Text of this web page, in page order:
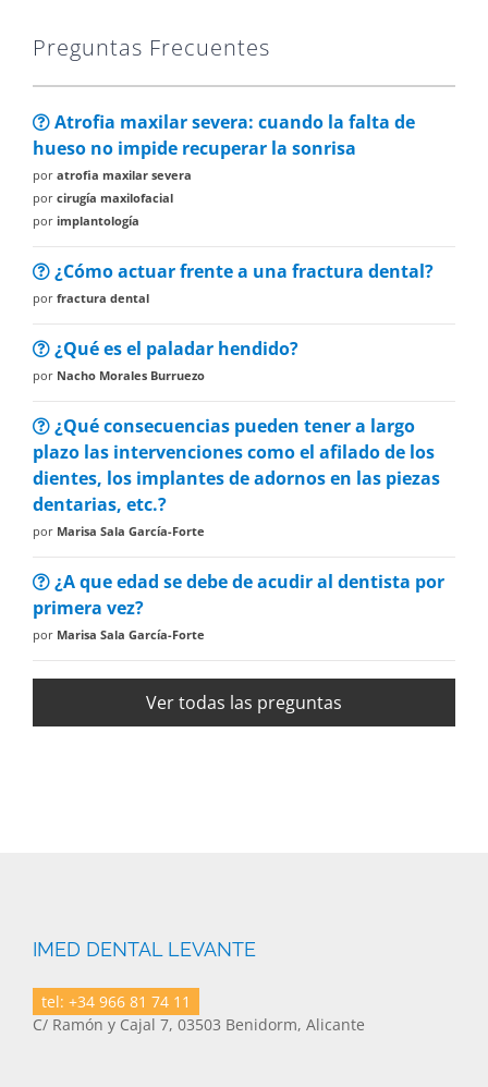
Preguntas Frecuentes
Atrofia maxilar severa: cuando la falta de
hueso no impide recuperar la sonrisa
por atrofia maxilar severa
por cirugía maxilofacial
por implantología
¿Cómo actuar frente a una fractura dental?
por fractura dental
¿Qué es el paladar hendido?
por Nacho Morales Burruezo
¿Qué consecuencias pueden tener a largo
plazo las intervenciones como el afilado de los
dientes, los implantes de adornos en las piezas
dentarias, etc.?
por Marisa Sala García-Forte
¿A que edad se debe de acudir al dentista por
primera vez?
por Marisa Sala García-Forte
Ver todas las preguntas
IMED DENTAL LEVANTE
tel: +34 966 81 74 11
C/ Ramón y Cajal 7, 03503 Benidorm, Alicante